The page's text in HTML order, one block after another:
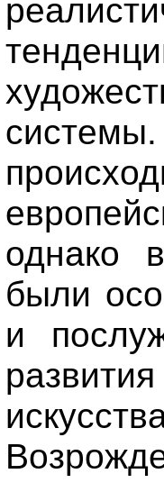
однако
были
и